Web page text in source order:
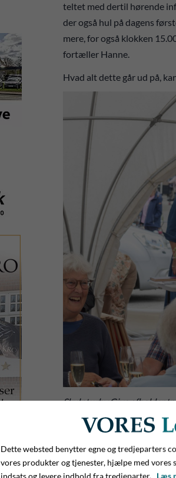
teltet med dertil hørende
der også hul på dagens
mere, for også klokken
fortæller Hanne.
Hvad alt dette går ud på,
Skulpturby Give afholder
Børn og kunst – det
Men vi skal lige spole uret
energibomber, også kendt
Dette websted benytter egne og tredjeparters
vores produkter og tjenester, hjælpe med vores
indsats og levere indhold fra tredjeparter. Læs